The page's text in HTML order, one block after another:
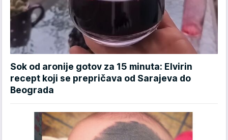
Sok od aronije gotov za 15 minuta: Elvirin
recept koji se prepričava od Sarajeva do
Beograda